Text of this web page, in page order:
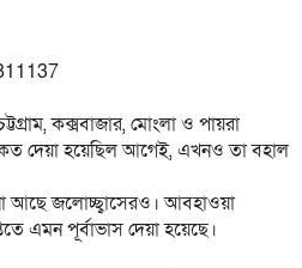
কক্সবাজার, মোংলা ও পায়রা
দেয়া হয়েছিল আগেই, এখনও তা বহাল
আছে জলোচ্ছ্বাসেরও। আবহাওয়া
এমন পূর্বাভাস দেয়া হয়েছে।